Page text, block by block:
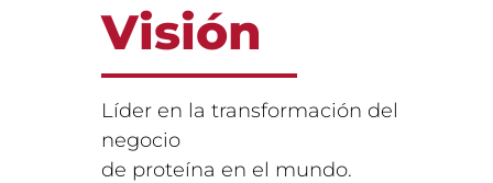
Visión
Líder en la transformación del
negocio
de proteína en el mundo.